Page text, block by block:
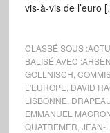
vis-à-vis de l’euro
CLASSÉ SOUS :
BALISÉ AVEC :
GOLLNISCH
L'EUROPE DAVID
LISBONNE
EMMANUEL
QUATREMER JEAN-